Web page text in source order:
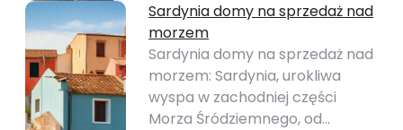
Sardynia domy na sprzedaż nad
morzem
Sardynia domy na sprzedaż nad
morzem: Sardynia, urokliwa
wyspa w zachodniej części
Morza Śródziemnego, od…